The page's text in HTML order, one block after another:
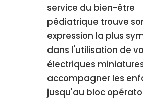
service du bien-être
pédiatrique trouve
expression la plus
dans l'utilisation de
électriques
accompagner les
jusqu'au bloc